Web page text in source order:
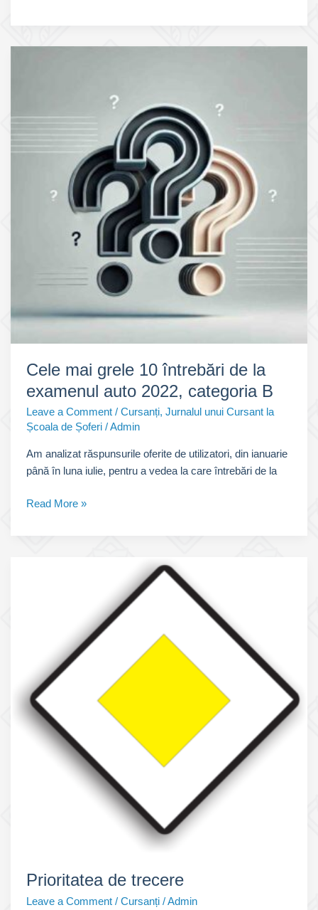
–
SoferOnline.ro
modernă
Cele mai grele 10 întrebări de la
examenul auto 2022, categoria B
Leave a Comment /Cursanți,Jurnalul unui Cursant la
Școala de Șoferi /Admin
Am analizat răspunsurile oferite de utilizatori, din ianuarie
până în luna iulie, pentru a vedea la care întrebări de la
Cele
grele
categoria
B
Read More »
Prioritatea de trecere
Leave a Comment /Cursanți /Admin